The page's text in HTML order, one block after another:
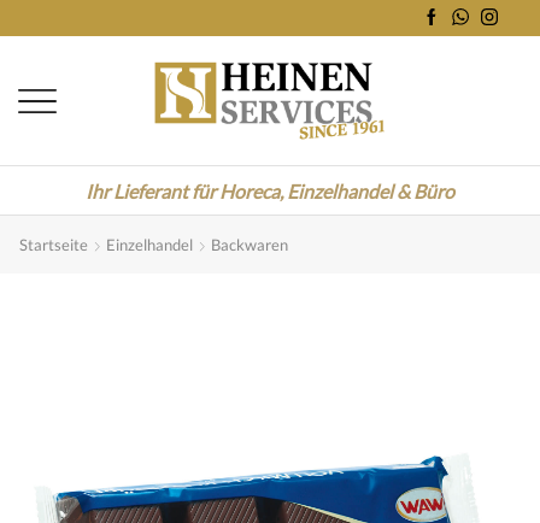
Ihr Lieferant für Horeca, Einzelhandel & Büro
Startseite Einzelhandel Backwaren